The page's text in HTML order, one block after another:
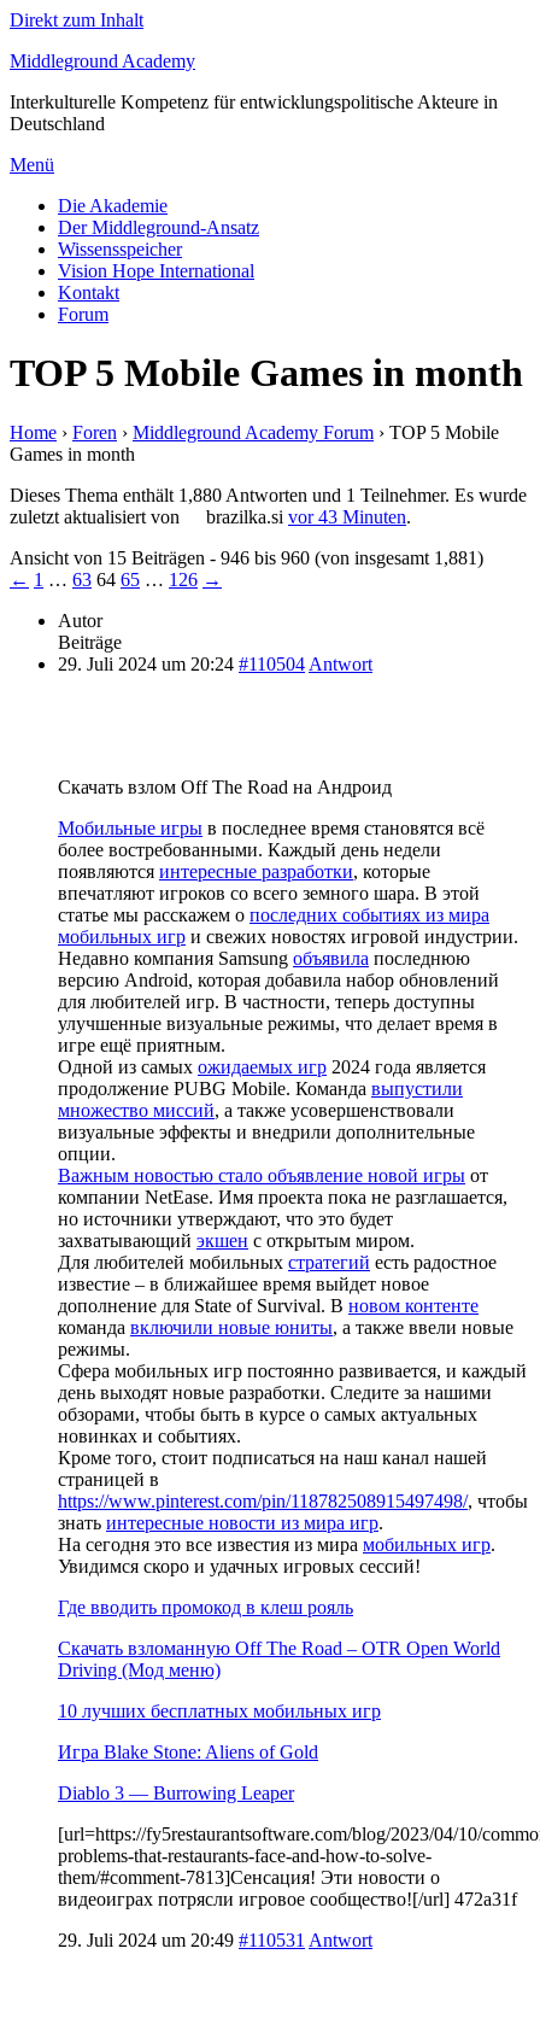
Direkt zum Inhalt
Middleground Academy
Interkulturelle Kompetenz für entwicklungspolitische Akteure in
Deutschland
Menü
Die Akademie
Der Middleground-Ansatz
Wissensspeicher
Vision Hope International
Kontakt
Forum
TOP 5 Mobile Games in month
Home › Foren › Middleground Academy Forum › TOP 5 Mobile
Games in month
Dieses Thema enthält 1,880 Antworten und 1 Teilnehmer. Es wurde
zuletzt aktualisiert von
brazilka.si vor 43 Minuten.
Ansicht von 15 Beiträgen - 946 bis 960 (von insgesamt 1,881)
← 1 … 63 64 65 … 126 →
Autor
Beiträge
29. Juli 2024 um 20:24 #110504 Antwort
Скачать взлом Off The Road на Андроид
Мобильные игры в последнее время становятся всё
более востребованными. Каждый день недели
появляются интересные разработки, которые
впечатляют игроков со всего земного шара. В этой
статье мы расскажем о последних событиях из мира
мобильных игр и свежих новостях игровой индустрии.
Недавно компания Samsung объявила последнюю
версию Android, которая добавила набор обновлений
для любителей игр. В частности, теперь доступны
улучшенные визуальные режимы, что делает время в
игре ещё приятным.
Одной из самых ожидаемых игр 2024 года является
продолжение PUBG Mobile. Команда выпустили
множество миссий, а также усовершенствовали
визуальные эффекты и внедрили дополнительные
опции.
Важным новостью стало объявление новой игры от
компании NetEase. Имя проекта пока не разглашается,
но источники утверждают, что это будет
захватывающий экшен с открытым миром.
Для любителей мобильных стратегий есть радостное
известие – в ближайшее время выйдет новое
дополнение для State of Survival. В новом контенте
команда включили новые юниты, а также ввели новые
режимы.
Сфера мобильных игр постоянно развивается, и каждый
день выходят новые разработки. Следите за нашими
обзорами, чтобы быть в курсе о самых актуальных
новинках и событиях.
Кроме того, стоит подписаться на наш канал нашей
страницей в
https://www.pinterest.com/pin/118782508915497498/, чтобы
знать интересные новости из мира игр.
На сегодня это все известия из мира мобильных игр.
Увидимся скоро и удачных игровых сессий!
Где вводить промокод в клеш рояль
Скачать взломанную Off The Road – OTR Open World
Driving (Мод меню)
10 лучших бесплатных мобильных игр
Игра Blake Stone: Aliens of Gold
Diablo 3 — Burrowing Leaper
[url=https://fy5restaurantsoftware.com/blog/2023/04/10/
problems-that-restaurants-face-and-how-to-solve-
them/#comment-7813]Сенсация! Эти новости о
видеоиграх потрясли игровое сообщество![/url] 472a31f
29. Juli 2024 um 20:49 #110531 Antwort